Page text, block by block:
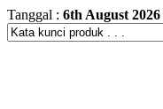
Tanggal : 6th August 2026